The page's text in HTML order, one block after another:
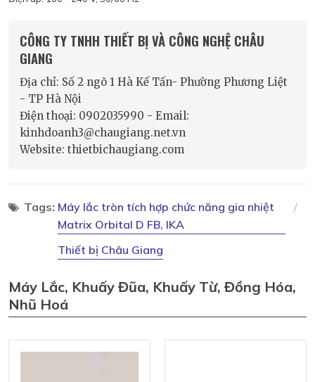
CÔNG TY TNHH THIẾT BỊ VÀ CÔNG NGHỆ CHÂU
GIANG
Địa chỉ: Số 2 ngõ 1 Hà Kế Tấn- Phường Phương Liệt
- TP Hà Nội
Điện thoại: 0902035990 - Email:
kinhdoanh3@chaugiang.net.vn
Website: thietbichaugiang.com
Tags: Máy lắc tròn tích hợp chức năng gia nhiệt
Matrix Orbital D FB, IKA
Thiết bị Châu Giang
Máy Lắc, Khuấy Đũa, Khuấy Từ, Đồng Hóa,
Nhũ Hoá